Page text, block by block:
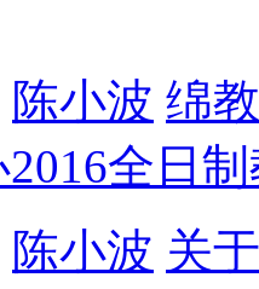
陈小波 绵
全日
陈小波 关